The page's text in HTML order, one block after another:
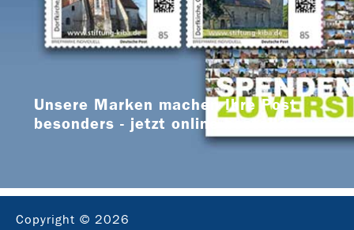
Unsere Marken machen Ihre Post
besonders - jetzt online bestellen
Copyright © 2026